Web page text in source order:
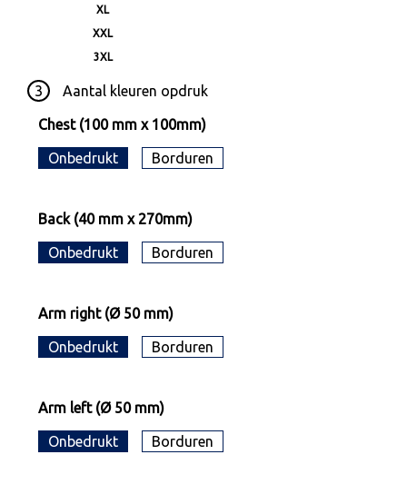
XL
XXL
3XL
3 Aantal kleuren opdruk
Chest (100 mm x 100mm)
Onbedrukt Borduren
Back (40 mm x 270mm)
Onbedrukt Borduren
Arm right (Ø 50 mm)
Onbedrukt Borduren
Arm left (Ø 50 mm)
Onbedrukt Borduren